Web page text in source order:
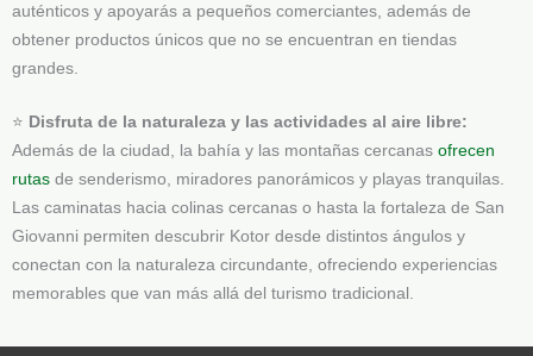
auténticos y apoyarás a pequeños comerciantes, además de
obtener productos únicos que no se encuentran en tiendas
grandes.
⭐ Disfruta de la naturaleza y las actividades al aire libre:
Además de la ciudad, la bahía y las montañas cercanas ofrecen
rutas de senderismo, miradores panorámicos y playas tranquilas.
Las caminatas hacia colinas cercanas o hasta la fortaleza de San
Giovanni permiten descubrir Kotor desde distintos ángulos y
conectan con la naturaleza circundante, ofreciendo experiencias
memorables que van más allá del turismo tradicional.